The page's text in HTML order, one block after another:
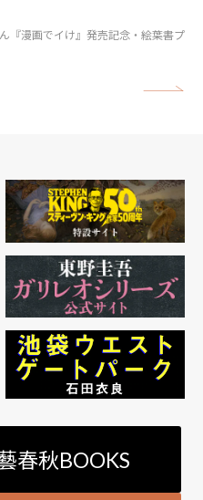
『漫画でイけ』発売記念・絵葉書プ
春秋BOOKS